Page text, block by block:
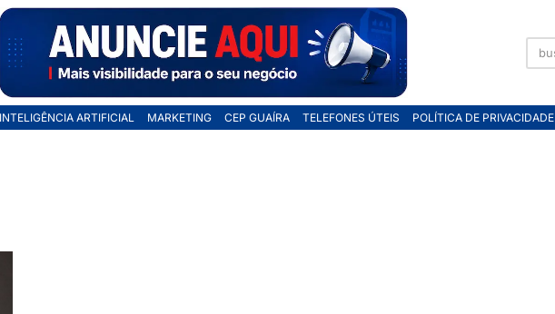
INTELIGÊNCIA ARTIFICIAL MARKETING CEP GUAÍRA TELEFONES ÚTEIS POLÍTICA DE PRIVACIDADE